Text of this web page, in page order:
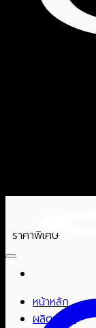
หน้าหลัก
ผลิตภัณฑ์
ราคาพิเศษ